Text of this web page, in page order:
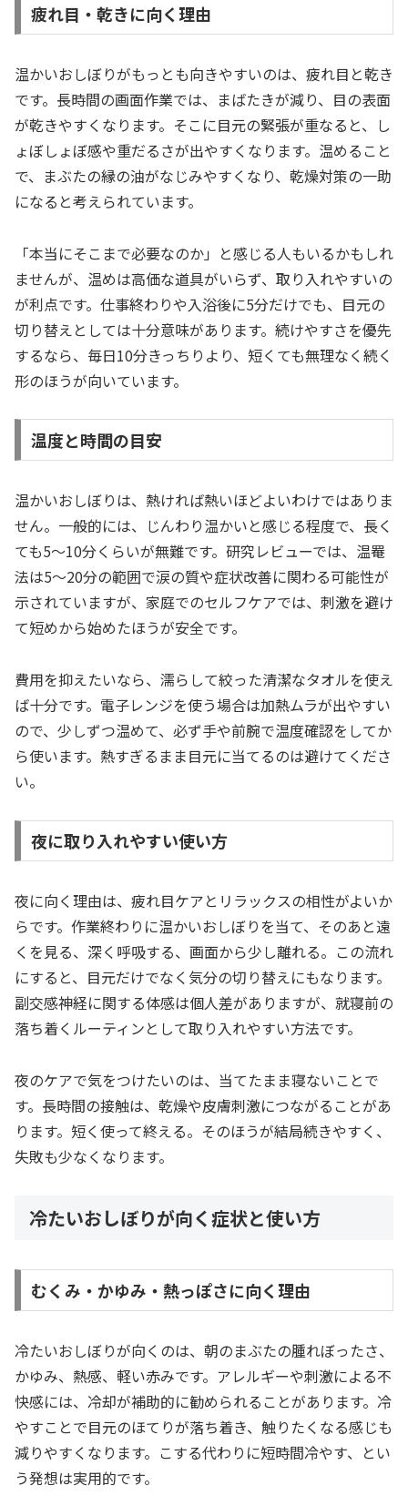
疲れ目・乾きに向く理由
温かいおしぼりがもっとも向きやすいのは、疲れ目と乾き
です。長時間の画面作業では、まばたきが減り、目の表面
が乾きやすくなります。そこに目元の緊張が重なると、し
ょぼしょぼ感や重だるさが出やすくなります。温めること
で、まぶたの縁の油がなじみやすくなり、乾燥対策の一助
になると考えられています。
「本当にそこまで必要なのか」と感じる人もいるかもしれ
ませんが、温めは高価な道具がいらず、取り入れやすいの
が利点です。仕事終わりや入浴後に5分だけでも、目元の
切り替えとしては十分意味があります。続けやすさを優先
するなら、毎日10分きっちりより、短くても無理なく続く
形のほうが向いています。
温度と時間の目安
温かいおしぼりは、熱ければ熱いほどよいわけではありま
せん。一般的には、じんわり温かいと感じる程度で、長く
ても5〜10分くらいが無難です。研究レビューでは、温罨
法は5〜20分の範囲で涙の質や症状改善に関わる可能性が
示されていますが、家庭でのセルフケアでは、刺激を避け
て短めから始めたほうが安全です。
費用を抑えたいなら、濡らして絞った清潔なタオルを使え
ば十分です。電子レンジを使う場合は加熱ムラが出やすい
ので、少しずつ温めて、必ず手や前腕で温度確認をしてか
ら使います。熱すぎるまま目元に当てるのは避けてくださ
い。
夜に取り入れやすい使い方
夜に向く理由は、疲れ目ケアとリラックスの相性がよいか
らです。作業終わりに温かいおしぼりを当て、そのあと遠
くを見る、深く呼吸する、画面から少し離れる。この流れ
にすると、目元だけでなく気分の切り替えにもなります。
副交感神経に関する体感は個人差がありますが、就寝前の
落ち着くルーティンとして取り入れやすい方法です。
夜のケアで気をつけたいのは、当てたまま寝ないことで
す。長時間の接触は、乾燥や皮膚刺激につながることがあ
ります。短く使って終える。そのほうが結局続きやすく、
失敗も少なくなります。
冷たいおしぼりが向く症状と使い方
むくみ・かゆみ・熱っぽさに向く理由
冷たいおしぼりが向くのは、朝のまぶたの腫れぼったさ、
かゆみ、熱感、軽い赤みです。アレルギーや刺激による不
快感には、冷却が補助的に勧められることがあります。冷
やすことで目元のほてりが落ち着き、触りたくなる感じも
減りやすくなります。こする代わりに短時間冷やす、とい
う発想は実用的です。